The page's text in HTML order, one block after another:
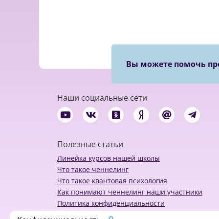
Вы можете помочь
Наши социальные сети
Полезные статьи
Линейка курсов нашей школы
Что такое ченнелинг
Что такое квантовая психология
Как понимают ченнелинг наши участники
Политика конфиденциальности